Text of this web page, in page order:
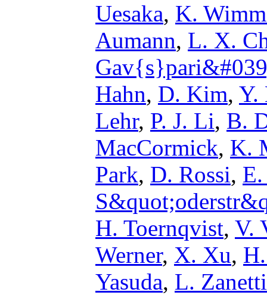
Uesaka, K.
Aumann, L. X.
Hahn, D. Kim, Y.
Lehr, P. J. Li, B.
MacCormick, K.
Park, D. Rossi,
H. Toernqvist, V.
Werner, X. Xu,
Yasuda, L. Zanetti